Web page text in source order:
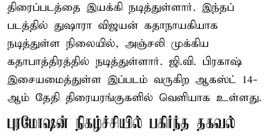
திரைப்படத்தை இயக்கி நடித்துள்ளார். இந்தப்
படத்தில் துஷாரா விஜயன் கதாநாயகியாக
நடித்துள்ள நிலையில், அஞ்சலி முக்கிய
கதாபாத்திரத்தில் நடித்துள்ளார். ஜி.வி. பிரகாஷ்
இசையமைத்துள்ள இப்படம் வருகிற ஆகஸ்ட் 14-
ஆம் தேதி திரையரங்குகளில் வெளியாக உள்ளது.
புரமோஷன் நிகழ்ச்சியில் பகிர்ந்த தகவல்